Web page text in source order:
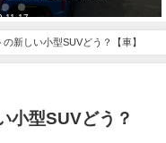
の新しい小型SUVどう？【車】
小型SUVどう？